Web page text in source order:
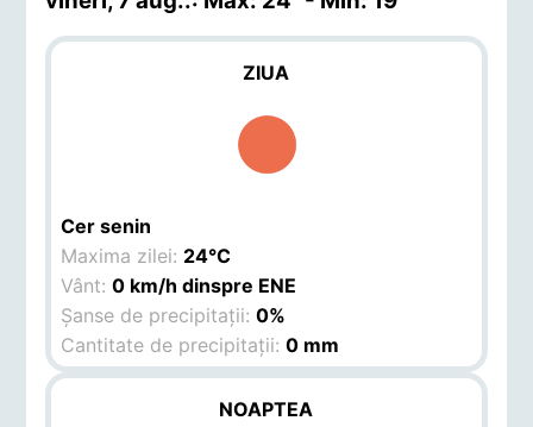
ZIUA
Cer senin
Maxima zilei: 24°C
Vânt:0 km/h dinspre ENE
Șanse de precipitații:0%
Cantitate de precipitații:0 mm
NOAPTEA